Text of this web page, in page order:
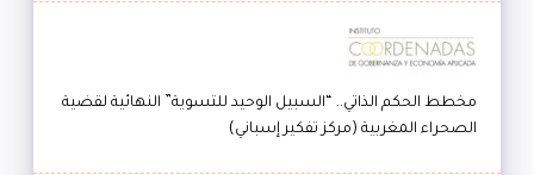
مخطط الحكم الذاتي.. “السبيل الوحيد للتسوية” النهائية لقضية
الصحراء المغربية (مركز تفكير إسباني)